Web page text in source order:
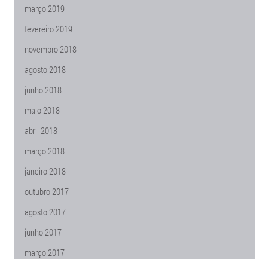
março 2019
fevereiro 2019
novembro 2018
agosto 2018
junho 2018
maio 2018
abril 2018
março 2018
janeiro 2018
outubro 2017
agosto 2017
junho 2017
março 2017